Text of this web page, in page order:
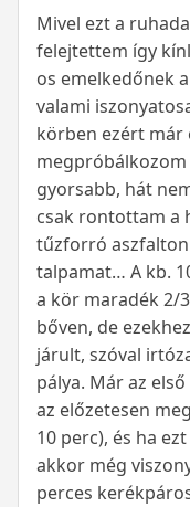
Mivel ezt a
felejtettem így
os emelkedőnek
valami
körben ezért
gyorsabb, hát
csak rontottam a
tűzforró
talpamat… A kb.
a kör maradék 2/
bőven, de
járult, szóval
pálya. Már az
az előzetesen
10 perc), és ha
akkor még
perces